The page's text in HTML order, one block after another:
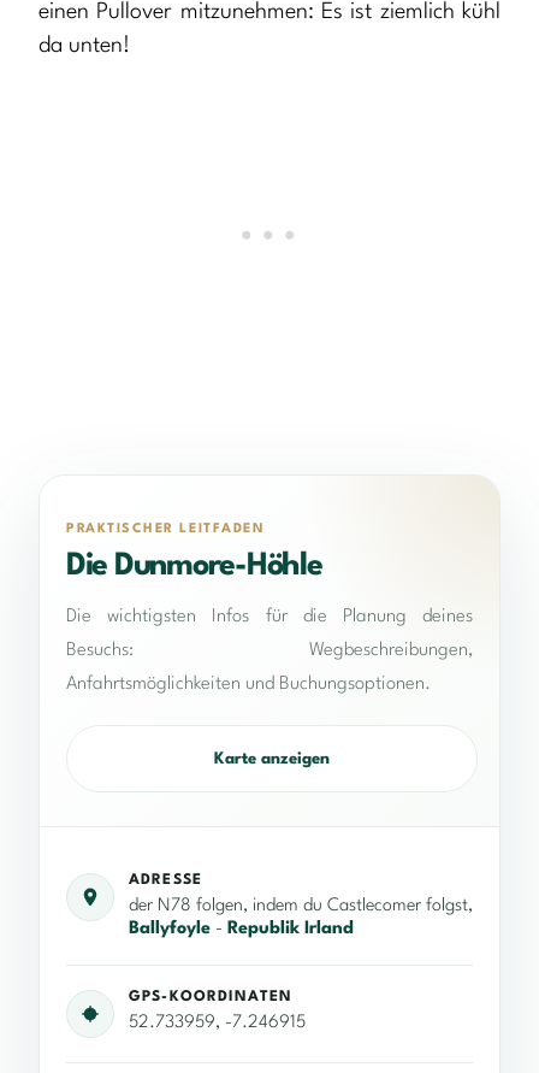
einen Pullover mitzunehmen: Es ist ziemlich kühl
da unten!
PRAKTISCHER LEITFADEN
Die Dunmore-Höhle
Die wichtigsten Infos für die Planung deines
Besuchs: Wegbeschreibungen,
Anfahrtsmöglichkeiten und Buchungsoptionen.
Karte anzeigen
ADRESSE
der N78 folgen, indem du Castlecomer folgst,
Ballyfoyle - Republik Irland
GPS-KOORDINATEN
52.733959, -7.246915